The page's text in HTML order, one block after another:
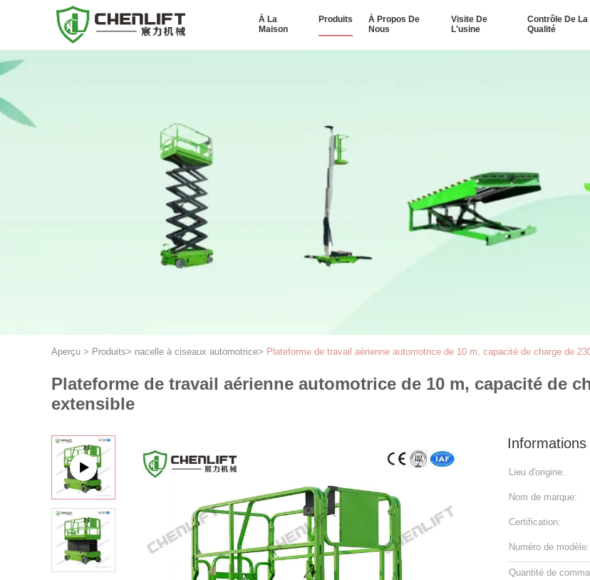
À La
Maison
Produits
À Propos De
Nous
Visite De
L'usine
Contrôle De La
Qualité
Aperçu > Produits> nacelle à ciseaux automotrice> Plateforme de travail aérienne automotrice de 10 m, capacité de charge de
Plateforme de travail aérienne automotrice de 10 m, capacité de
extensible
Lieu d'origine:
Nom de marque:
Certification:
Numéro de modèle:
Quantité de